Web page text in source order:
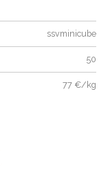
ssvminicube
50
77 €/kg